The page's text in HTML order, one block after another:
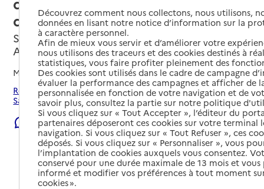
du Béarn
Sauveterre-de-Béarn, PYRENEES-
ATLANTIQUES
Mis à jour le07/08/2026
Rechercher les établissements et services autour de
Sauveterre-de-Béarn.
Signaler une erreur
Découvrez comment nous collectons, nous utilisons,
données en lisant notre notice d’information sur la
à caractère personnel.
Afin de mieux vous servir et d’améliorer votre
nous utilisons des traceurs et des cookies destinés à
statistiques, vous faire profiter pleinement des
Des cookies sont utilisés dans le cadre de campagne
évaluer la performance des campagnes et afficher de
personnalisée en fonction de votre navigation et de
savoir plus, consultez la partie sur notre politique
Si vous cliquez sur « Tout Accepter », l’éditeur du
partenaires déposeront ces cookies sur votre terminal
navigation. Si vous cliquez sur « Tout Refuser », ces
déposés. Si vous cliquez sur « Personnaliser », vous
l’implantation de cookies auxquels vous consentez.
conservé pour une durée maximale de 13 mois et
informé et modifier vos préférences à tout moment
cookies ».